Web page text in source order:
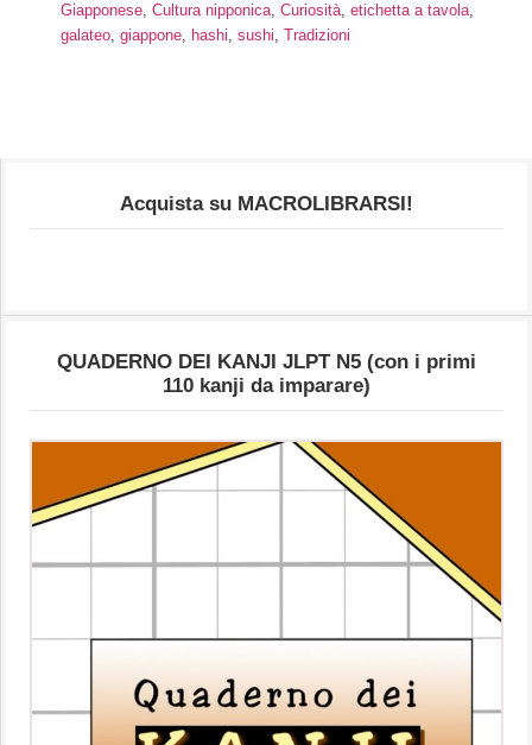
Giapponese Cultura nipponica Curiosità etichetta a tavola
galateo giappone hashi sushi Tradizioni
Acquista su MACROLIBRARSI!
QUADERNO DEI KANJI JLPT N5 (con i primi
110 kanji da imparare)